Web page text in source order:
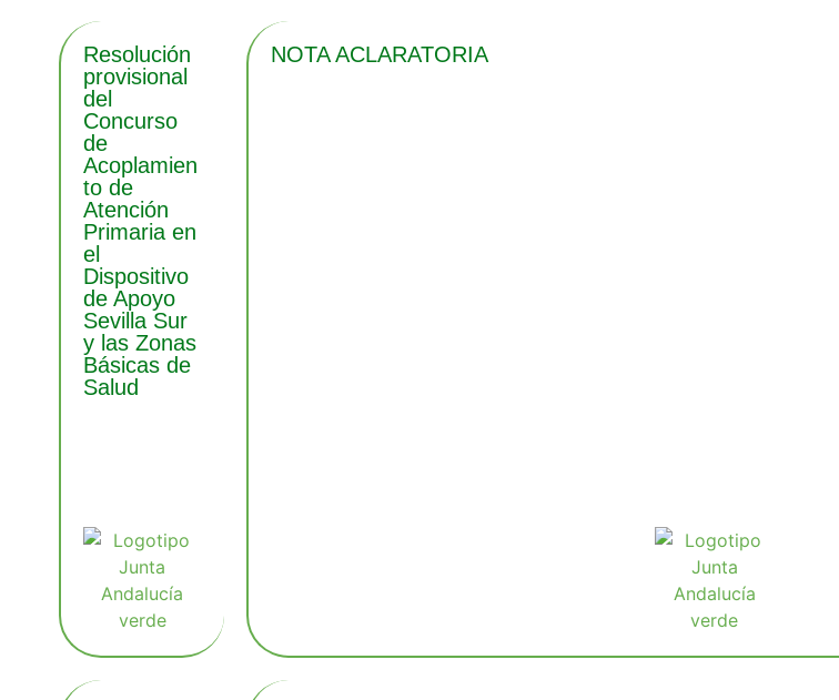
Resolución
provisional
del
Concurso
de
Acoplamien
to de
Atención
Primaria en
el
Dispositivo
de Apoyo
Sevilla Sur
y las Zonas
Básicas de
Salud
NOTA ACLARATORIA